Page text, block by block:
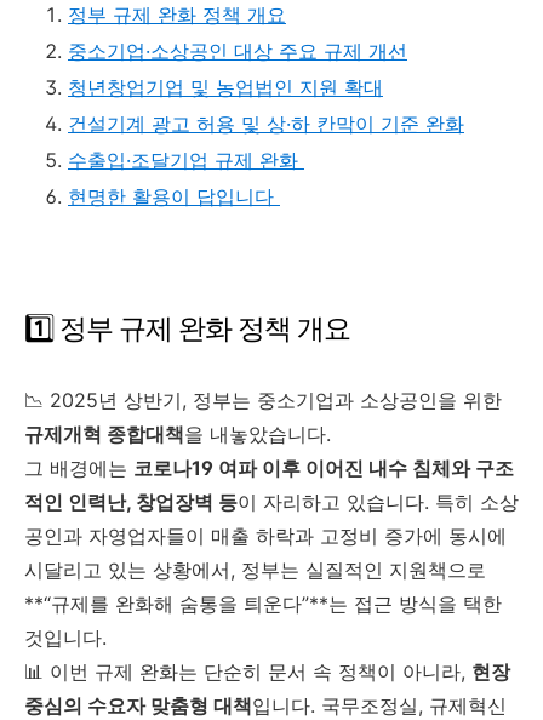
정부 규제 완화 정책 개요
중소기업·소상공인 대상 주요 규제 개선
청년창업기업 및 농업법인 지원 확대
건설기계 광고 허용 및 상·하 칸막이 기준 완화
수출입·조달기업 규제 완화
현명한 활용이 답입니다
1️⃣ 정부 규제 완화 정책 개요
📉 2025년 상반기, 정부는 중소기업과 소상공인을 위한
규제개혁 종합대책을 내놓았습니다.
그 배경에는 코로나19 여파 이후 이어진 내수 침체와 구조
적인 인력난, 창업장벽 등이 자리하고 있습니다. 특히 소상
공인과 자영업자들이 매출 하락과 고정비 증가에 동시에
시달리고 있는 상황에서, 정부는 실질적인 지원책으로
**“규제를 완화해 숨통을 틔운다”**는 접근 방식을 택한
것입니다.
📊 이번 규제 완화는 단순히 문서 속 정책이 아니라, 현장
중심의 수요자 맞춤형 대책입니다. 국무조정실, 규제혁신